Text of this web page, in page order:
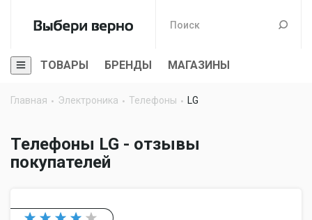
ТОВАРЫ БРЕНДЫ МАГАЗИНЫ
Главная Электроника Телефоны LG
Телефоны LG - отзывы
покупателей